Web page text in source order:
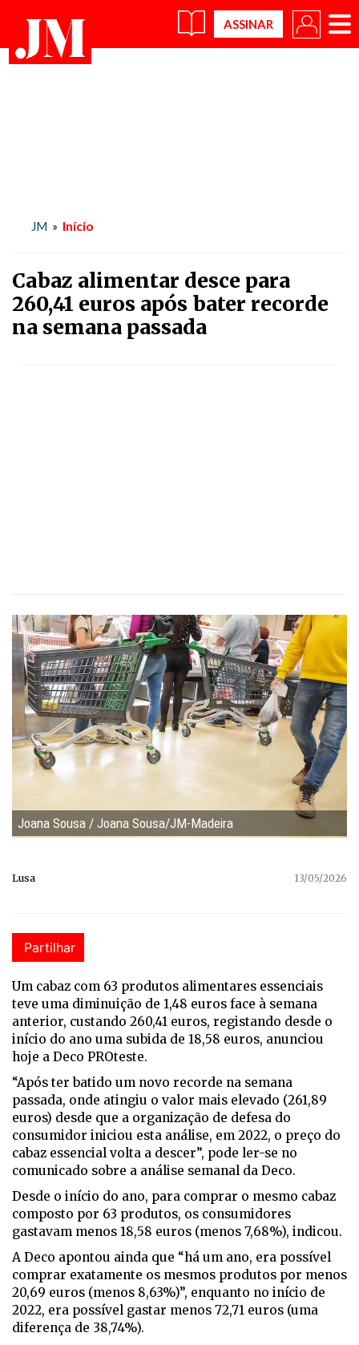
×
JM » Início
Cabaz alimentar desce para
260,41 euros após bater recorde
na semana passada
Joana Sousa / Joana Sousa/JM-Madeira
Lusa 13/05/2026
Partilhar
Um cabaz com 63 produtos alimentares essenciais
teve uma diminuição de 1,48 euros face à semana
anterior, custando 260,41 euros, registando desde o
início do ano uma subida de 18,58 euros, anunciou
hoje a Deco PROteste.
“Após ter batido um novo recorde na semana
passada, onde atingiu o valor mais elevado (261,89
euros) desde que a organização de defesa do
consumidor iniciou esta análise, em 2022, o preço do
cabaz essencial volta a descer”, pode ler-se no
comunicado sobre a análise semanal da Deco.
Desde o início do ano, para comprar o mesmo cabaz
composto por 63 produtos, os consumidores
gastavam menos 18,58 euros (menos 7,68%), indicou.
A Deco apontou ainda que “há um ano, era possível
comprar exatamente os mesmos produtos por menos
20,69 euros (menos 8,63%)”, enquanto no início de
2022, era possível gastar menos 72,71 euros (uma
diferença de 38,74%).